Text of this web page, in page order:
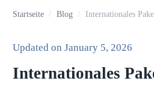
Startseite / Blog / Internationales
Updated on January 5, 2026
Internationales